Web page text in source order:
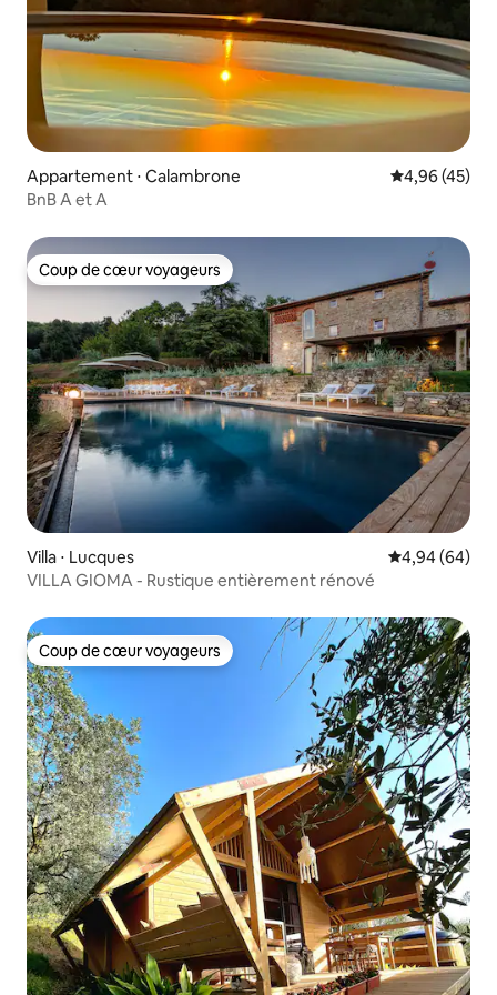
Appartement ⋅ Calambrone Évaluation
4,96 (45)
BnB A et A
Coup de cœur voyageurs
Coup de cœur voyageurs
Villa ⋅ Lucques Évaluation
4,94 (64)
VILLA GIOMA - Rustique entièrement rénové
Coup de cœur voyageurs
Coup de cœur voyageurs